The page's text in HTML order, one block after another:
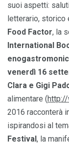
suoi aspetti:
letterario, storico
Food Factor, la
International
venerdì 16
Clara e Gigi
alimentare (
2016 racconterà
ispirandosi al
Festival , la